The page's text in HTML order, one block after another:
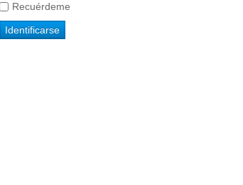
Recuérdeme